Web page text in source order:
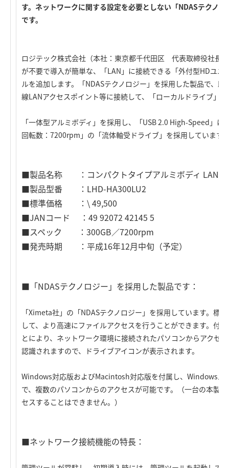
す。ネットワークに関する設定を必要としない「NDASテクノ
です。
ロジテック株式会社（本社：東京都千代田区 代表取締役社長
が不要で導入が簡単な、「LAN」に接続できる「外付型HDユ
ルを追加します。「NDASテクノロジー」を採用した製品で、
線LANアクセスポイント等に接続して、「ローカルドライブ」
「一体型アルミボディ」を採用し、「USB 2.0 High-Speed」
回転数：7200rpm」の「流体軸受ドライブ」を採用しています
■製品名称 ：コンパクトタイプアルミボディ LAN &
■製品型番 ：LHD-HA300LU2
■標準価格 ：\ 49,500
■JANコード ：49 92072 42145 5
■スペック ：300GB／7200rpm
■発売時期 ：平成16年12月中旬（予定）
■「NDASテクノロジー」を採用した製品です：
「Ximeta社」の「NDASテクノロジー」を採用しています。標
して、より高速にファイルアクセスを行うことができます。付
とにより、ネットワーク環境に接続されたパソコンからアクセ
認識されますので、ドライブアイコンが表示されます。
Windows対応版およびMacintosh対応版を付属し、Windows
で、複数のパソコンからのアクセスが可能です。（一台の本製
セスすることはできません。）
■ネットワーク接続機能の特長：